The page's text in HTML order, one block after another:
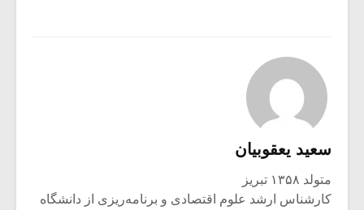
سعید یعقوبیان
متولد ۱۳۵۸ تبریز
کارشناس ارشد علوم اقتصادی و برنامه‌ریزی از دانشگاه